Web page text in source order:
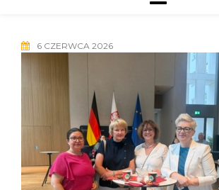
6 CZERWCA 2026